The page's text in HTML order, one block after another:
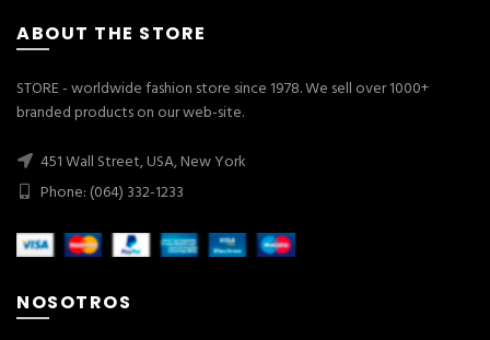
ABOUT THE STORE
STORE - worldwide fashion store since 1978. We sell over 1000+
branded products on our web-site.
451 Wall Street, USA, New York
Phone: (064) 332-1233
NOSOTROS